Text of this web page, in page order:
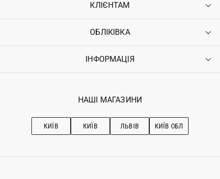
КЛІЄНТАМ
Контакти
Повернення
Гарантія
ОБЛІКІВКА
Увійти
Ostriv Club+
ІНФОРМАЦІЯ
Наші магазини
Рекомендації з догляду
НАШІ МАГАЗИНИ
КИЇВ КИЇВ ЛЬВІВ КИЇВ ОБЛ